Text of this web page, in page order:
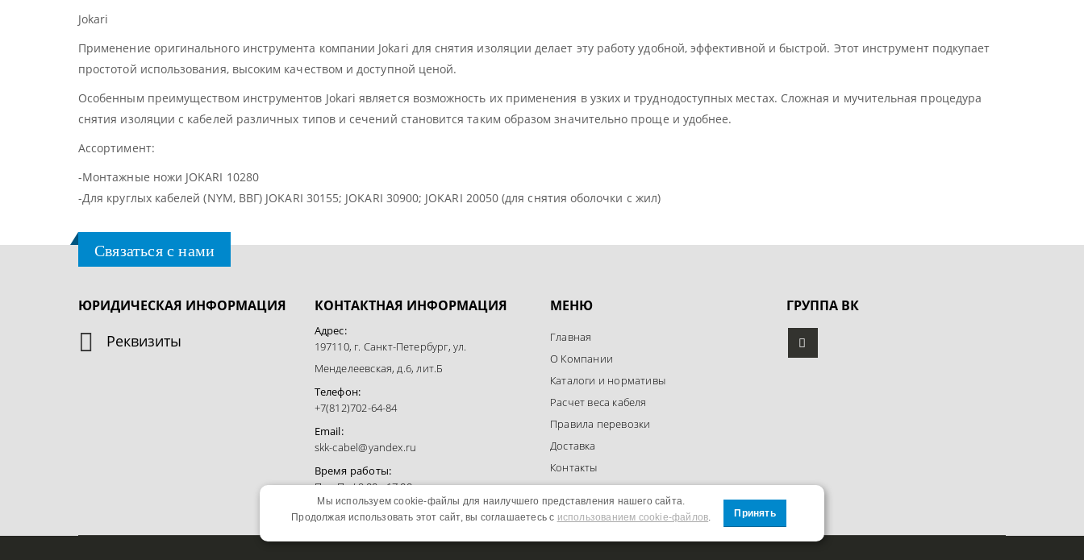
Jokari
Применение оригинального инструмента компании Jokari для снятия изоляции делает эту работу удобной, эффективной и быстрой. Этот инструмент подкупает
простотой использования, высоким качеством и доступной ценой.
Особенным преимуществом инструментов Jokari является возможность их применения в узких и труднодоступных местах. Сложная и мучительная процедура
снятия изоляции с кабелей различных типов и сечений становится таким образом значительно проще и удобнее.
Ассортимент:
-Монтажные ножи JOKARI 10280
-Для круглых кабелей (NYM, ВВГ) JOKARI 30155; JOKARI 30900; JOKARI 20050 (для снятия оболочки с жил)
Связаться с нами
ЮРИДИЧЕСКАЯ ИНФОРМАЦИЯ
Реквизиты
КОНТАКТНАЯ ИНФОРМАЦИЯ
Адрес:
197110, г. Санкт-Петербург, ул.
Менделеевская, д.6, лит.Б
Телефон:
+7(812)702-64-84
Email:
skk-cabel@yandex.ru
Время работы:
Пн - Пт / 9:00 - 17:00
МЕНЮ
Главная
О Компании
Каталоги и нормативы
Расчет веса кабеля
Правила перевозки
Доставка
Контакты
Политика конфиденциальности
ГРУППА ВК
Мы используем cookie-файлы для наилучшего представления нашего сайта.
Продолжая использовать этот сайт, вы соглашаетесь с использованием cookie-файлов. Принять